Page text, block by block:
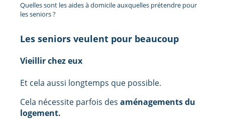
Les seniors veulent pour beaucoup
Vieillir chez eux
Et cela aussi longtemps que possible.
Cela nécessite parfois des aménagements du
logement.
Quelles sont les aides à domicile auxquelles prétendre pour
les seniors ?